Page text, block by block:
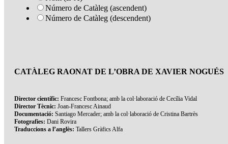
Número de Catàleg (ascendent)
Número de Catàleg (descendent)
CATÀLEG RAONAT DE L’OBRA DE XAVIER NOGUÉS
Director científic: Francesc Fontbona; amb la col·laboració de Cecília Vidal
Director Tècnic: Joan-Francesc Ainaud
Documentació: Santiago Mercader; amb la col·laboració de Cristina Bartrès
Fotografies: Dani Rovira
Traduccions a l’anglès: Tallers Gràfics Alfa